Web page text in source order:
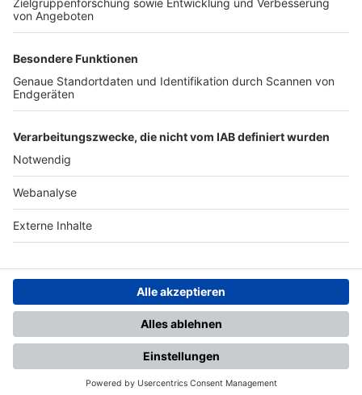
TOP-PARTNER
Nutzungsbedingungen Datenschutz Impressum